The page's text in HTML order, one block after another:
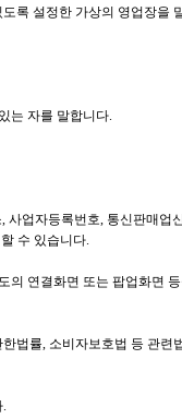
록 설정한 가상의 영업장을
는 자를 말합니다.
업자등록번호, 통신판매업
수 있습니다.
연결화면 또는 팝업화면
법률, 소비자보호법 등 관련